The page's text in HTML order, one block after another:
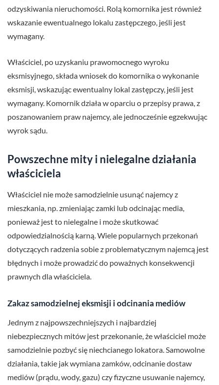
odzyskiwania nieruchomości. Rolą komornika jest również
wskazanie ewentualnego lokalu zastępczego, jeśli jest
wymagany.
Właściciel, po uzyskaniu prawomocnego wyroku
eksmisyjnego, składa wniosek do komornika o wykonanie
eksmisji, wskazując ewentualny lokal zastępczy, jeśli jest
wymagany. Komornik działa w oparciu o przepisy prawa, z
poszanowaniem praw najemcy, ale jednocześnie egzekwując
wyrok sądu.
Powszechne mity i nielegalne działania
właściciela
Właściciel nie może samodzielnie usunąć najemcy z
mieszkania, np. zmieniając zamki lub odcinając media,
ponieważ jest to nielegalne i może skutkować
odpowiedzialnością karną. Wiele popularnych przekonań
dotyczących radzenia sobie z problematycznym najemcą jest
błędnych i może prowadzić do poważnych konsekwencji
prawnych dla właściciela.
Zakaz samodzielnej eksmisji i odcinania mediów
Jednym z najpowszechniejszych i najbardziej
niebezpiecznych mitów jest przekonanie, że właściciel może
samodzielnie pozbyć się niechcianego lokatora. Samowolne
działania, takie jak wymiana zamków, odcinanie dostaw
mediów (prądu, wody, gazu) czy fizyczne usuwanie najemcy,